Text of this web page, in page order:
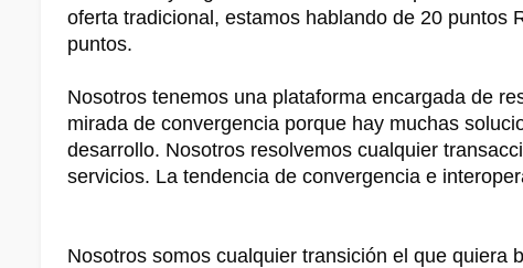
oferta tradicional, estamos hablando de 20 puntos
puntos.
Nosotros tenemos una plataforma encargada de
mirada de convergencia porque hay muchas
desarrollo. Nosotros resolvemos cualquier
servicios. La tendencia de convergencia e
Nosotros somos cualquier transición el que quiera